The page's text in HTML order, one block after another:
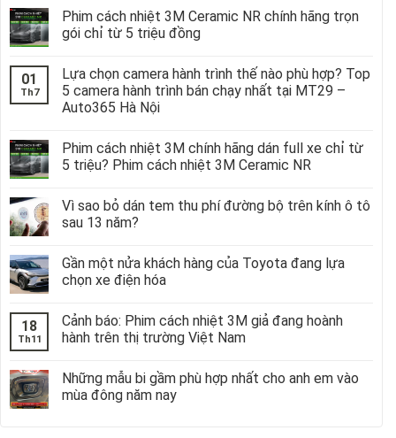
Phim cách nhiệt 3M Ceramic NR chính hãng trọn
gói chỉ từ 5 triệu đồng
01
Th7
Lựa chọn camera hành trình thế nào phù hợp? Top
5 camera hành trình bán chạy nhất tại MT29 –
Auto365 Hà Nội
Phim cách nhiệt 3M chính hãng dán full xe chỉ từ
5 triệu? Phim cách nhiệt 3M Ceramic NR
Vì sao bỏ dán tem thu phí đường bộ trên kính ô tô
sau 13 năm?
Gần một nửa khách hàng của Toyota đang lựa
chọn xe điện hóa
18
Th11
Cảnh báo: Phim cách nhiệt 3M giả đang hoành
hành trên thị trường Việt Nam
Những mẫu bi gầm phù hợp nhất cho anh em vào
mùa đông năm nay